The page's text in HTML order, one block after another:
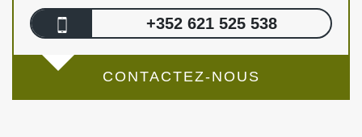
+352 621 525 538
CONTACTEZ-NOUS